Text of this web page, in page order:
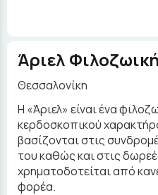
Άριελ
Θεσσαλονίκη
H «Άριελ» είναι ένα
κερδοσκοπικού
βασίζονται στις
του καθώς και στις
χρηματοδοτείται από
φορέα.